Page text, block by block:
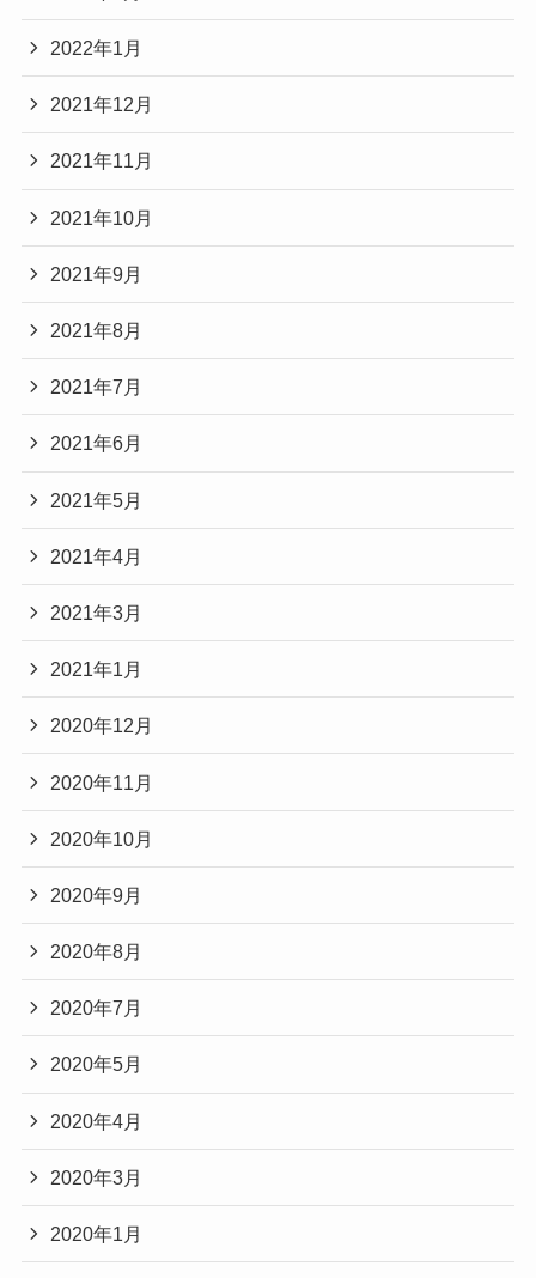
2022年1月
2021年12月
2021年11月
2021年10月
2021年9月
2021年8月
2021年7月
2021年6月
2021年5月
2021年4月
2021年3月
2021年1月
2020年12月
2020年11月
2020年10月
2020年9月
2020年8月
2020年7月
2020年5月
2020年4月
2020年3月
2020年1月